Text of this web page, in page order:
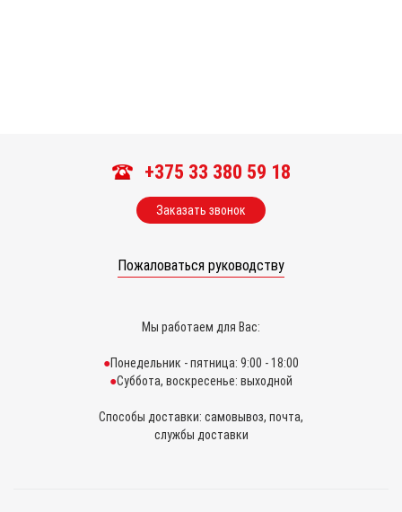
+375 33 380 59 18
Заказать звонок
Пожаловаться руководству
Мы работаем для Вас:
Понедельник - пятница: 9:00 - 18:00
Суббота, воскресенье: выходной
Способы доставки: самовывоз, почта,
службы доставки